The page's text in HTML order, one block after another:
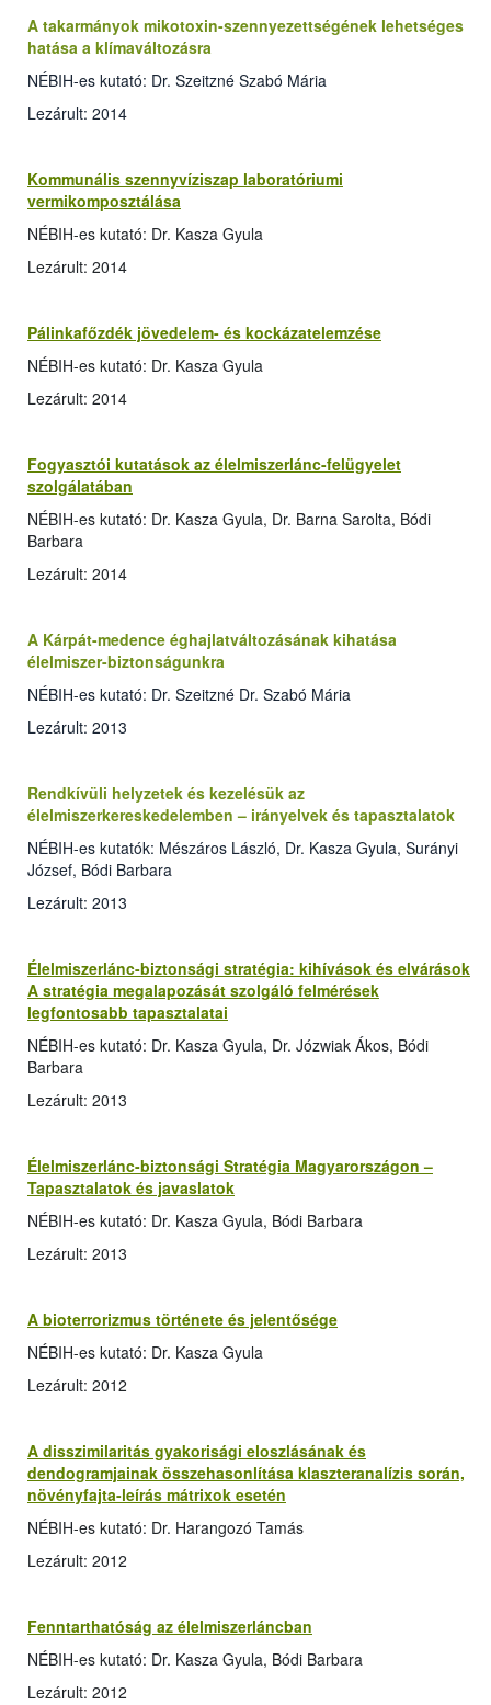
A takarmányok mikotoxin-szennyezettségének lehetséges
hatása a klímaváltozásra
NÉBIH-es kutató: Dr. Szeitzné Szabó Mária
Lezárult: 2014
Kommunális szennyvíziszap laboratóriumi
vermikomposztálása
NÉBIH-es kutató: Dr. Kasza Gyula
Lezárult: 2014
Pálinkafőzdék jövedelem- és kockázatelemzése
NÉBIH-es kutató: Dr. Kasza Gyula
Lezárult: 2014
Fogyasztói kutatások az élelmiszerlánc-felügyelet
szolgálatában
NÉBIH-es kutató: Dr. Kasza Gyula, Dr. Barna Sarolta, Bódi
Barbara
Lezárult: 2014
A Kárpát-medence éghajlatváltozásának kihatása
élelmiszer-biztonságunkra
NÉBIH-es kutató: Dr. Szeitzné Dr. Szabó Mária
Lezárult: 2013
Rendkívüli helyzetek és kezelésük az
élelmiszerkereskedelemben – irányelvek és tapasztalatok
NÉBIH-es kutatók: Mészáros László, Dr. Kasza Gyula, Surányi
József, Bódi Barbara
Lezárult: 2013
Élelmiszerlánc-biztonsági stratégia: kihívások és elvárások
A stratégia megalapozását szolgáló felmérések
legfontosabb tapasztalatai
NÉBIH-es kutató: Dr. Kasza Gyula, Dr. Józwiak Ákos, Bódi
Barbara
Lezárult: 2013
Élelmiszerlánc-biztonsági Stratégia Magyarországon –
Tapasztalatok és javaslatok
NÉBIH-es kutató: Dr. Kasza Gyula, Bódi Barbara
Lezárult: 2013
A bioterrorizmus története és jelentősége
NÉBIH-es kutató: Dr. Kasza Gyula
Lezárult: 2012
A disszimilaritás gyakorisági eloszlásának és
dendogramjainak összehasonlítása klaszteranalízis során,
növényfajta-leírás mátrixok esetén
NÉBIH-es kutató: Dr. Harangozó Tamás
Lezárult: 2012
Fenntarthatóság az élelmiszerláncban
NÉBIH-es kutató: Dr. Kasza Gyula, Bódi Barbara
Lezárult: 2012